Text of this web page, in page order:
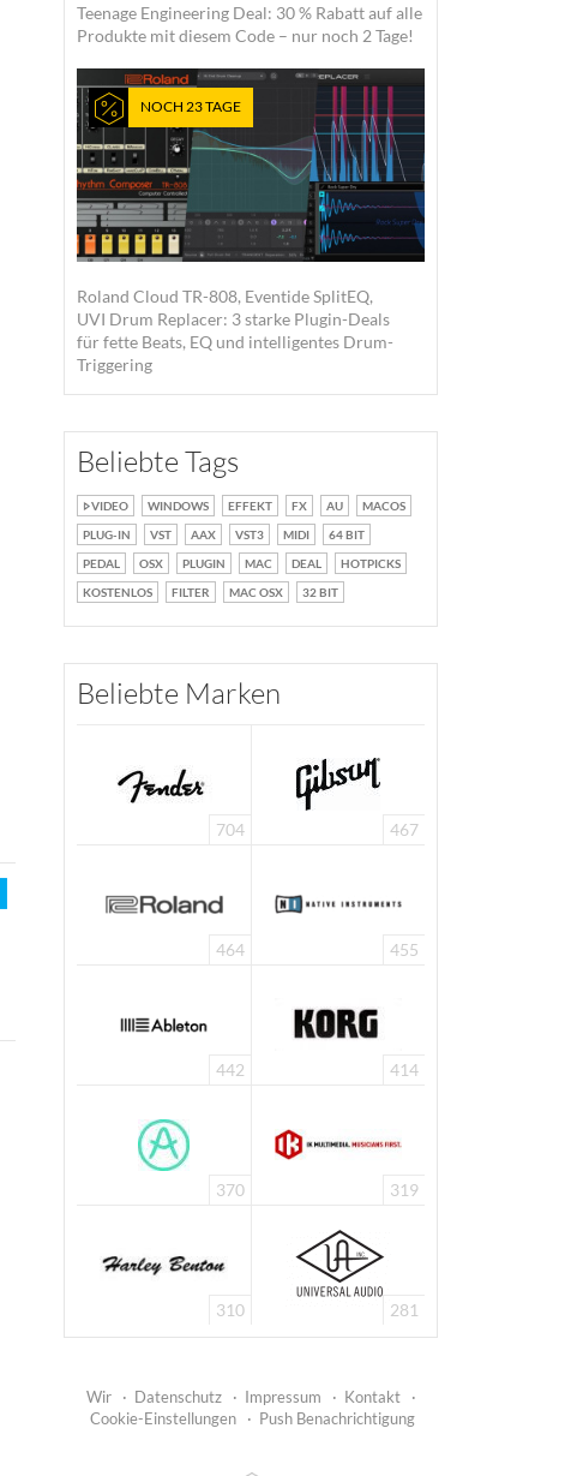
Teenage Engineering Deal: 30 % Rabatt auf alle
Produkte mit diesem Code – nur noch 2 Tage!
NOCH 23 TAGE
Roland Cloud TR-808, Eventide SplitEQ,
UVI Drum Replacer: 3 starke Plugin-Deals
für fette Beats, EQ und intelligentes Drum-
Triggering
Beliebte Tags
VIDEO WINDOWS EFFEKT FX AU
MACOS
PLUG-IN
VST AAX VST3 MIDI
64 BIT
PEDAL
OSX PLUGIN MAC DEAL
HOTPICKS
KOSTENLOS
FILTER MAC OSX 32 BIT
Beliebte Marken
704 467
464 455
442 414
370 319
310 281
Wir · Datenschutz · Impressum · Kontakt
·
Cookie-Einstellungen
· Push Benachrichtigung